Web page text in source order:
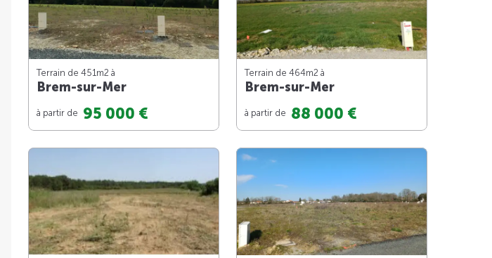
Terrain de 451m2 à
Brem-sur-Mer
à partir de 95 000 €
Terrain de 464m2 à
Brem-sur-Mer
à partir de 88 000 €